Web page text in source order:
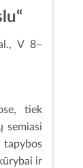
V 8–
tiek
semiasi
ir